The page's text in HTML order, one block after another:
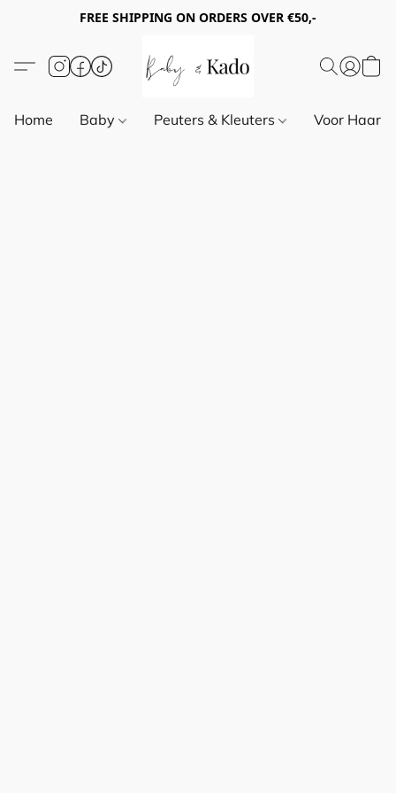
FREE SHIPPING ON ORDERS OVER €50,-
Home Baby Peuters & Kleuters Voor Haar